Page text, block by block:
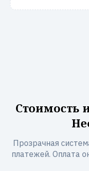
Стоимость
Прозрачная
платежей. Оплата